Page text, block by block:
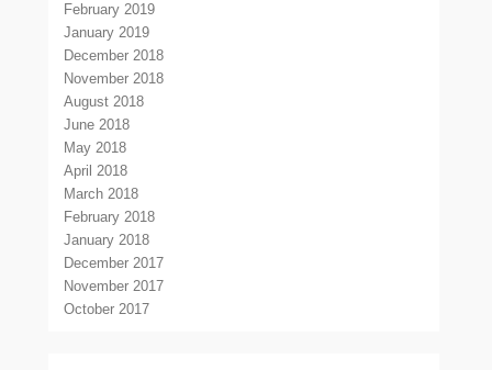
February 2019
January 2019
December 2018
November 2018
August 2018
June 2018
May 2018
April 2018
March 2018
February 2018
January 2018
December 2017
November 2017
October 2017